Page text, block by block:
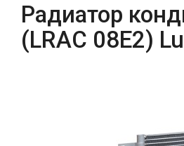
Радиатор
(LRAC 08E2)